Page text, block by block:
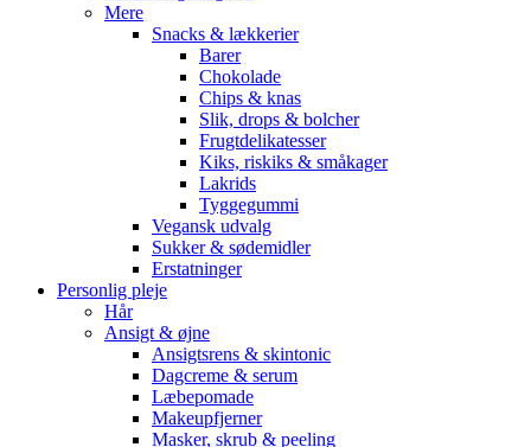
Mere
Snacks & lækkerier
Barer
Chokolade
Chips & knas
Slik, drops & bolcher
Frugtdelikatesser
Kiks, riskiks & småkager
Lakrids
Tyggegummi
Vegansk udvalg
Sukker & sødemidler
Erstatninger
Personlig pleje
Hår
Ansigt & øjne
Ansigtsrens & skintonic
Dagcreme & serum
Læbepomade
Makeupfjerner
Masker, skrub & peeling